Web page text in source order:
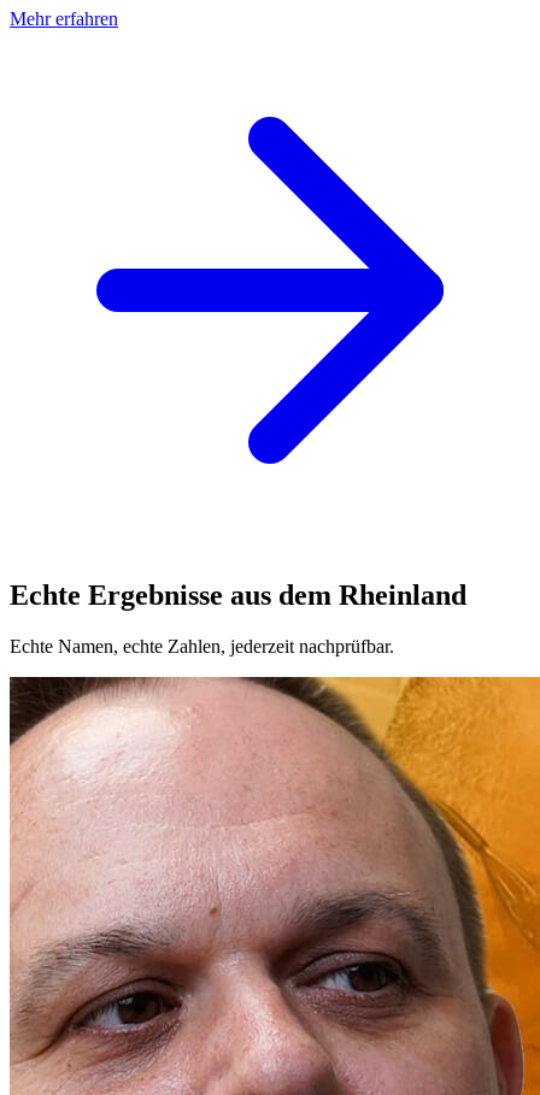
Mehr erfahren
Echte Ergebnisse aus dem Rheinland
Echte Namen, echte Zahlen, jederzeit nachprüfbar.